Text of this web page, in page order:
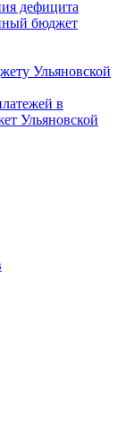
дефицита
бюджет
Ульяновской
в
Ульяновской